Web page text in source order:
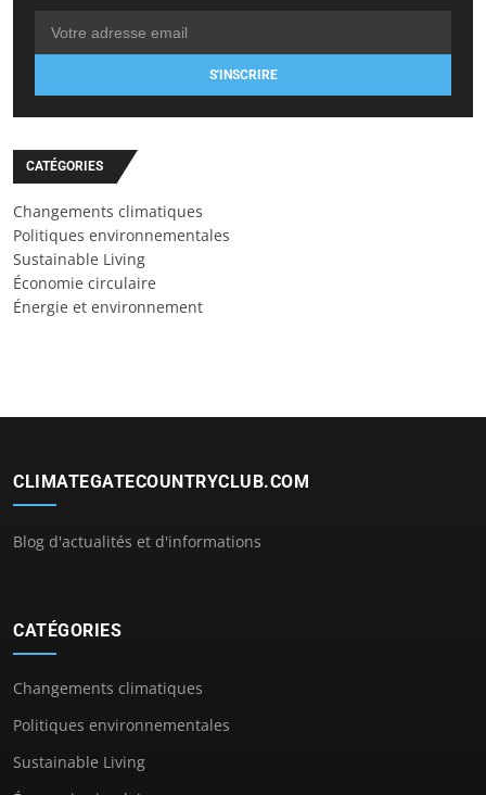
S'INSCRIRE
CATÉGORIES
Changements climatiques
Politiques environnementales
Sustainable Living
Économie circulaire
Énergie et environnement
CLIMATEGATECOUNTRYCLUB.COM
Blog d'actualités et d'informations
CATÉGORIES
Changements climatiques
Politiques environnementales
Sustainable Living